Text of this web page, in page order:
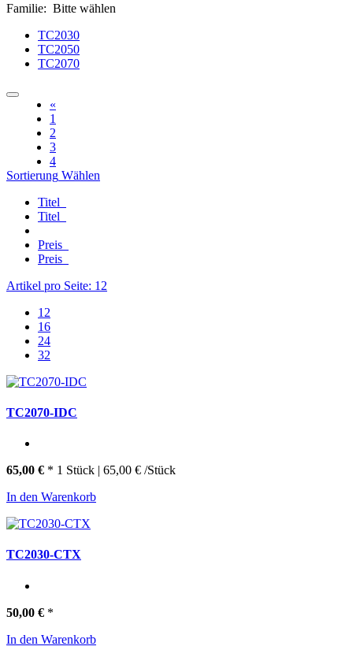
Familie: Bitte wählen
TC2030
TC2050
TC2070
«
1
2
3
4
Sortierung Wählen
Titel
Titel
Preis
Preis
Artikel pro Seite: 12
12
16
24
32
TC2070-IDC
65,00 € * 1 Stück | 65,00 € /Stück
In den Warenkorb
TC2030-CTX
50,00 € *
In den Warenkorb